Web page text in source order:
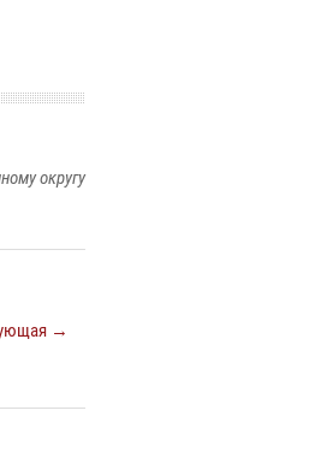
округу
→